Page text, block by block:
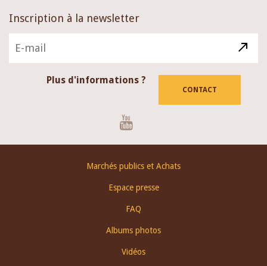
Inscription à la newsletter
Plus d'informations ?
CONTACT
Marchés publics et Achats
Espace presse
FAQ
Albums photos
Vidéos